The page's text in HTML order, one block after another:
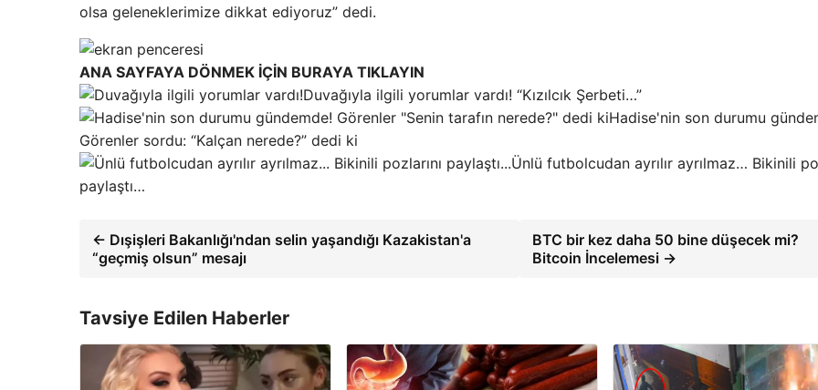
olsa geleneklerimize dikkat ediyoruz” dedi.
ANA SAYFAYA DÖNMEK İÇİN BURAYA TIKLAYIN
Duvağıyla ilgili yorumlar vardı! “Kızılcık Şerbeti…”
Hadise'nin son durumu
Görenler sordu: “Kalçan nerede?” dedi ki
Ünlü futbolcudan ayrılır ayrılmaz… Bikinili
paylaştı…
← Dışişleri Bakanlığı'ndan selin yaşandığı Kazakistan'a
“geçmiş olsun” mesajı
BTC bir kez daha 50 bine düşecek mi?
Bitcoin İncelemesi →
Tavsiye Edilen Haberler